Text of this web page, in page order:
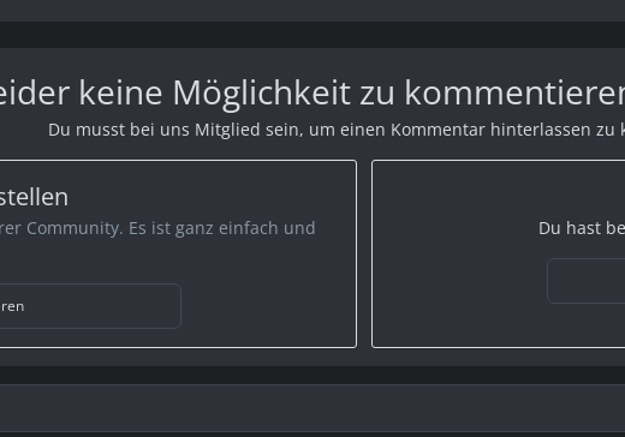
keine Möglichkeit zu
Du musst bei uns Mitglied sein, um einen Kommentar hinterlassen zu
Community. Es ist ganz einfach und
Du hast